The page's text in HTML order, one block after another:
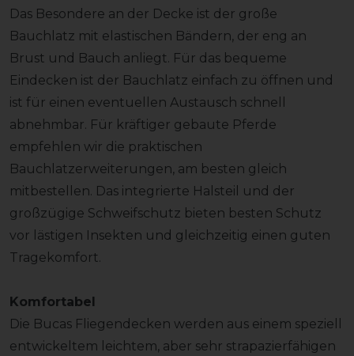
Das Besondere an der Decke ist der große
Bauchlatz mit elastischen Bändern, der eng an
Brust und Bauch anliegt. Für das bequeme
Eindecken ist der Bauchlatz einfach zu öffnen und
ist für einen eventuellen Austausch schnell
abnehmbar. Für kräftiger gebaute Pferde
empfehlen wir die praktischen
Bauchlatzerweiterungen, am besten gleich
mitbestellen. Das integrierte Halsteil und der
großzügige Schweifschutz bieten besten Schutz
vor lästigen Insekten und gleichzeitig einen guten
Tragekomfort.
Komfortabel
Die Bucas Fliegendecken werden aus einem speziell
entwickeltem leichtem, aber sehr strapazierfähigen